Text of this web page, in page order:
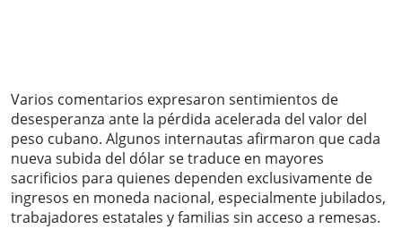
Varios comentarios expresaron sentimientos de
desesperanza ante la pérdida acelerada del valor del
peso cubano. Algunos internautas afirmaron que cada
nueva subida del dólar se traduce en mayores
sacrificios para quienes dependen exclusivamente de
ingresos en moneda nacional, especialmente jubilados,
trabajadores estatales y familias sin acceso a remesas.